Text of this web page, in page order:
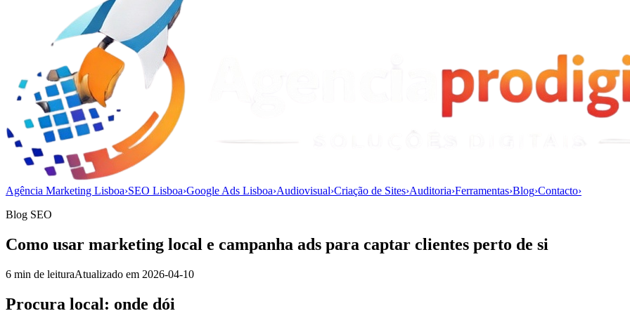
Agência Marketing Lisboa›SEO Lisboa›Google Ads Lisboa›Audiovisual›Criação de Sites›Auditoria›Ferramentas›Blog›Contacto›
Blog SEO
Como usar marketing local e campanha ads para captar clientes perto de si
6 min de leituraAtualizado em 2026-04-10
Procura local: onde dói